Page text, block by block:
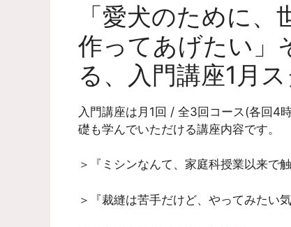
「愛犬のために
作ってあげたい」
る、入門講座1月
入門講座は月1回 / 全3回コース(各回4
礎も学んでいただける講座内容です。
＞『ミシンなんて、家庭科授業以来で
＞『裁縫は苦手だけど、やってみたい